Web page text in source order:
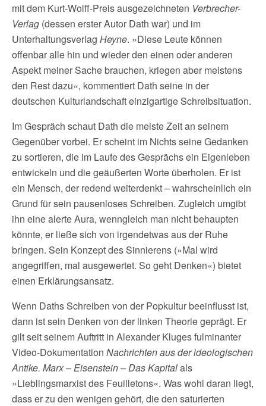
mit dem Kurt-Wolff-Preis ausgezeichneten Verbrecher-
Verlag (dessen erster Autor Dath war) und im
Unterhaltungsverlag Heyne. »Diese Leute können
offenbar alle hin und wieder den einen oder anderen
Aspekt meiner Sache brauchen, kriegen aber meistens
den Rest dazu«, kommentiert Dath seine in der
deutschen Kulturlandschaft einzigartige Schreibsituation.
Im Gespräch schaut Dath die meiste Zeit an seinem
Gegenüber vorbei. Er scheint im Nichts seine Gedanken
zu sortieren, die im Laufe des Gesprächs ein Eigenleben
entwickeln und die geäußerten Worte überholen. Er ist
ein Mensch, der redend weiterdenkt – wahrscheinlich ein
Grund für sein pausenloses Schreiben. Zugleich umgibt
ihn eine alerte Aura, wenngleich man nicht behaupten
könnte, er ließe sich von irgendetwas aus der Ruhe
bringen. Sein Konzept des Sinnierens (»Mal wird
angegriffen, mal ausgewertet. So geht Denken«) bietet
einen Erklärungsansatz.
Wenn Daths Schreiben von der Popkultur beeinflusst ist,
dann ist sein Denken von der linken Theorie geprägt. Er
gilt seit seinem Auftritt in Alexander Kluges fulminanter
Video-Dokumentation Nachrichten aus der ideologischen
Antike. Marx – Eisenstein – Das Kapitalals
»Lieblingsmarxist des Feuilletons«. Was wohl daran liegt,
dass er zu den wenigen gehört, die den saturierten